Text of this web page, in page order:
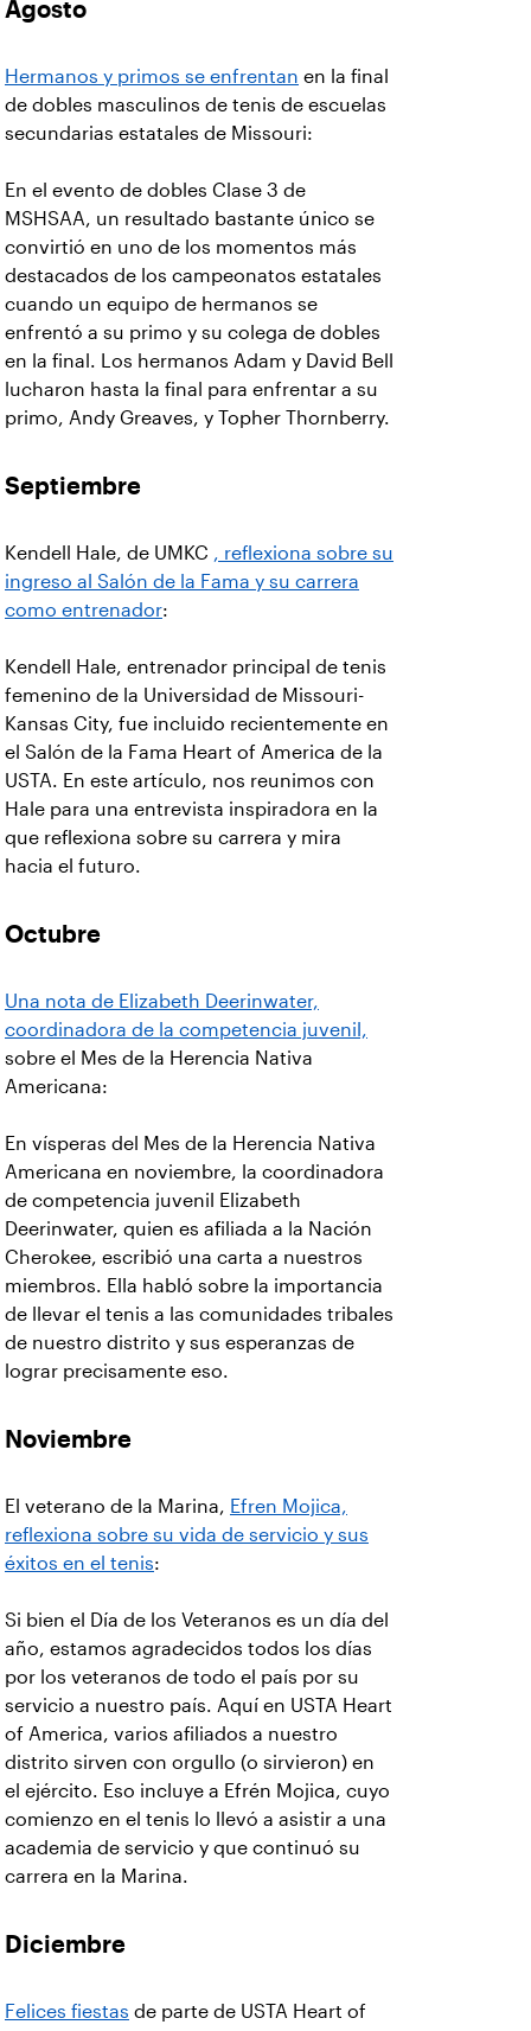
Agosto
Hermanos y primos se enfrentan en la final
de dobles masculinos de tenis de escuelas
secundarias estatales de Missouri:
En el evento de dobles Clase 3 de
MSHSAA, un resultado bastante único se
convirtió en uno de los momentos más
destacados de los campeonatos estatales
cuando un equipo de hermanos se
enfrentó a su primo y su colega de dobles
en la final. Los hermanos Adam y David Bell
lucharon hasta la final para enfrentar a su
primo, Andy Greaves, y Topher Thornberry.
Septiembre
Kendell Hale, de UMKC , reflexiona sobre su
ingreso al Salón de la Fama y su carrera
como entrenador:
Kendell Hale, entrenador principal de tenis
femenino de la Universidad de Missouri-
Kansas City, fue incluido recientemente en
el Salón de la Fama Heart of America de la
USTA. En este artículo, nos reunimos con
Hale para una entrevista inspiradora en la
que reflexiona sobre su carrera y mira
hacia el futuro.
Octubre
Una nota de Elizabeth Deerinwater,
coordinadora de la competencia juvenil,
sobre el Mes de la Herencia Nativa
Americana:
En vísperas del Mes de la Herencia Nativa
Americana en noviembre, la coordinadora
de competencia juvenil Elizabeth
Deerinwater, quien es afiliada a la Nación
Cherokee, escribió una carta a nuestros
miembros. Ella habló sobre la importancia
de llevar el tenis a las comunidades tribales
de nuestro distrito y sus esperanzas de
lograr precisamente eso.
Noviembre
El veterano de la Marina, Efren Mojica,
reflexiona sobre su vida de servicio y sus
éxitos en el tenis:
Si bien el Día de los Veteranos es un día del
año, estamos agradecidos todos los días
por los veteranos de todo el país por su
servicio a nuestro país. Aquí en USTA Heart
of America, varios afiliados a nuestro
distrito sirven con orgullo (o sirvieron) en
el ejército. Eso incluye a Efrén Mojica, cuyo
comienzo en el tenis lo llevó a asistir a una
academia de servicio y que continuó su
carrera en la Marina.
Diciembre
Felices fiestas de parte de USTA Heart of